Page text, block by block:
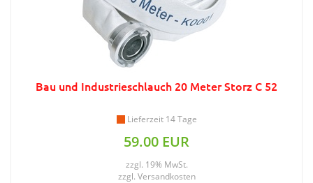
Bau und Industrieschlauch 20 Meter Storz C 52
Lieferzeit 14 Tage
59.00 EUR
zzgl. 19% MwSt.
zzgl. Versandkosten